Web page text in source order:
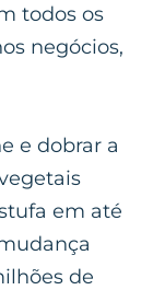
todos os
negócios,
e dobrar a
em até
de